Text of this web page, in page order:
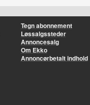
Tegn abonnement
Løssalgssteder
Annoncesalg
Om Ekko
Annoncørbetalt indhold